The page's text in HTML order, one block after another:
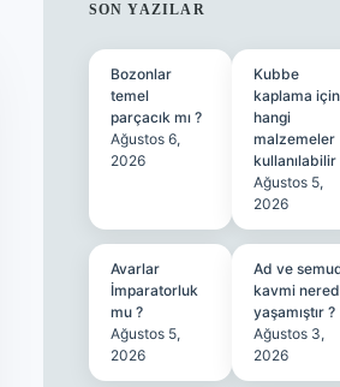
SIDEBAR
SON YAZILAR
Bozonlar
temel
parçacık mı ?
Ağustos 6,
2026
Kubbe
kaplama için
hangi
malzemeler
kullanılabilir
Ağustos 5,
2026
Avarlar
İmparatorluk
mu ?
Ağustos 5,
2026
Ad ve
kavmi
yaşamıştır ?
Ağustos 3,
2026